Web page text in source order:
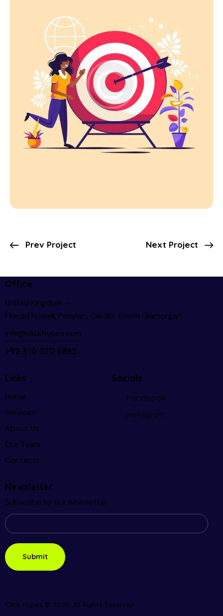
Prev Project Next Project
Office
United Kingdom —
Ffordd Nowell, Penylan, Cardiff, South Glamorgan
info@clickhypes.com
+92 310 070 6865
Links
Home
Services
About Us
Our Team
Contacts
Socials
Facebook
Instagram
Newsletter
Subscribe to our newsletter
Click Hypes © 2026. All Rights Reserved.